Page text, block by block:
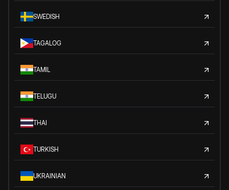
SWEDISH
TAGALOG
TAMIL
TELUGU
THAI
TURKISH
UKRAINIAN